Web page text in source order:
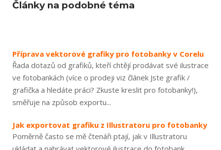
Články na podobné téma
Příprava vektorové grafiky pro fotobanky v Corelu
Řada dotazů od grafiků, kteří chtějí prodávat své ilustrace
ve fotobankách (více o prodeji viz článek Jste grafik /
grafička a hledáte práci? Zkuste kreslit pro fotobanky!),
směřuje na způsob exportu...
Jak exportovat grafiku z Illustratoru pro fotobanky
Poměrně často se mě čtenáři ptají, jak v Illustratoru